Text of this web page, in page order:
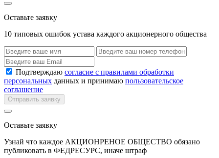
Оставьте заявку
10 типовых ошибок устава каждого акционерного общества
Подтверждаю согласие с правилами обработки
персональных данных и принимаю пользовательское
соглашение
Отправить заявку
Оставьте заявку
Узнай что каждое АКЦИОНРЕНОЕ ОБЩЕСТВО обязано
публиковать в ФЕДРЕСУРС, иначе штраф